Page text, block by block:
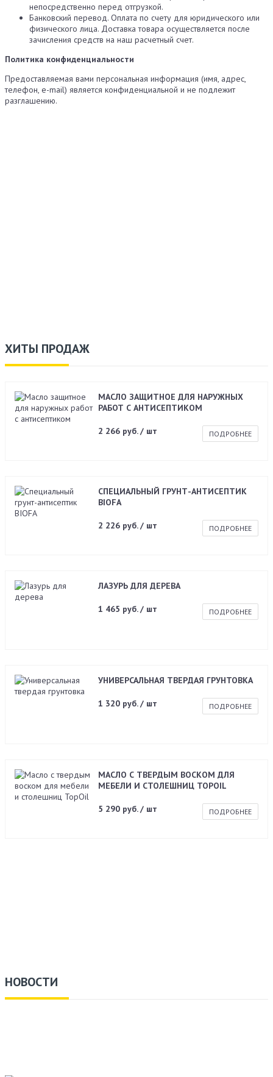
ХИТЫ ПРОДАЖ
МАСЛО ЗАЩИТНОЕ ДЛЯ НАРУЖНЫХ
РАБОТ С АНТИСЕПТИКОМ
2 266 руб. / шт ПОДРОБНЕЕ
СПЕЦИАЛЬНЫЙ ГРУНТ-АНТИСЕПТИК
BIOFA
2 226 руб. / шт ПОДРОБНЕЕ
ЛАЗУРЬ ДЛЯ ДЕРЕВА
1 465 руб. / шт ПОДРОБНЕЕ
УНИВЕРСАЛЬНАЯ ТВЕРДАЯ ГРУНТОВКА
1 320 руб. / шт ПОДРОБНЕЕ
МАСЛО С ТВЕРДЫМ ВОСКОМ ДЛЯ
МЕБЕЛИ И СТОЛЕШНИЦ TOPOIL
5 290 руб. / шт ПОДРОБНЕЕ
НОВОСТИ
непосредственно перед отгрузкой.
Банковский перевод. Оплата по счету для юридического или
физического лица. Доставка товара осуществляется после
зачисления средств на наш расчетный счет.
Политика конфиденциальности
Предоставляемая вами персональная информация (имя, адрес,
телефон, e-mail) является конфиденциальной и не подлежит
разглашению.